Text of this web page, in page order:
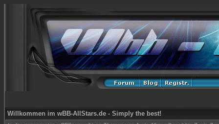
Willkommen im wBB-AllStars.de - Simply the best!